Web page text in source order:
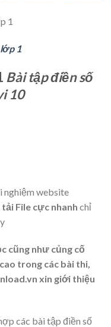
1
1
Bài tập điền số
10
nghiệm website
tải File cực nhanh chỉ
cũng như củng cố
trong các bài thi,
xin giới thiệu
các bài tập điền số